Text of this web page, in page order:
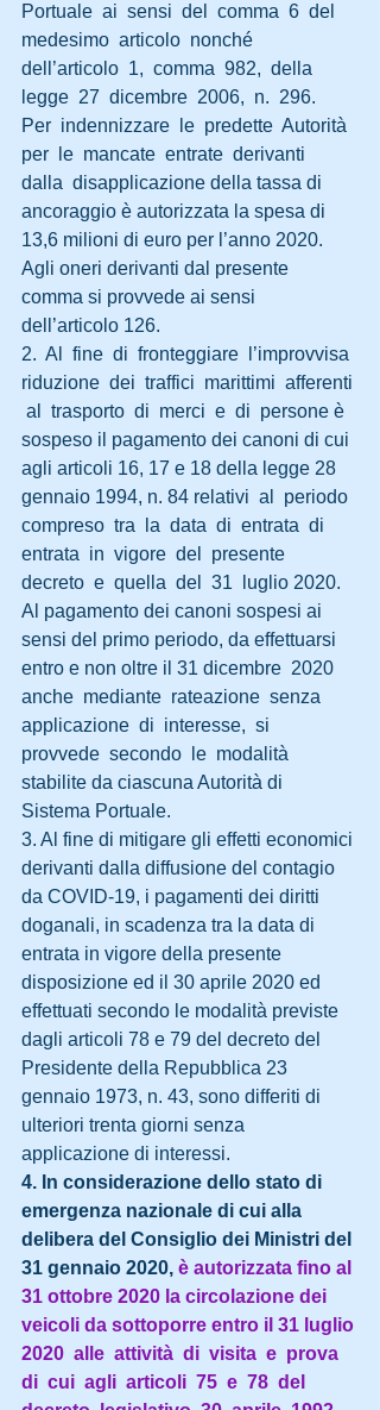
Portuale  ai  sensi  del  comma  6  del
medesimo  articolo  nonché
dell’articolo  1,  comma  982,  della
legge  27  dicembre  2006,  n.  296.
Per  indennizzare  le  predette  Autorità
per  le  mancate  entrate  derivanti
dalla  disapplicazione della tassa di
ancoraggio è autorizzata la spesa di
13,6 milioni di euro per l’anno 2020.
Agli oneri derivanti dal presente
comma si provvede ai sensi
dell’articolo 126.
2.  Al  fine  di  fronteggiare  l’improvvisa
riduzione  dei  traffici  marittimi  afferenti
al  trasporto  di  merci  e  di  persone è
sospeso il pagamento dei canoni di cui
agli articoli 16, 17 e 18 della legge 28
gennaio 1994, n. 84 relativi  al  periodo
compreso  tra  la  data  di  entrata  di
entrata  in  vigore  del  presente
decreto  e  quella  del  31  luglio 2020.
Al pagamento dei canoni sospesi ai
sensi del primo periodo, da effettuarsi
entro e non oltre il 31 dicembre  2020
anche  mediante  rateazione  senza
applicazione  di  interesse,  si
provvede  secondo  le  modalità
stabilite da ciascuna Autorità di
Sistema Portuale.
3. Al fine di mitigare gli effetti economici
derivanti dalla diffusione del contagio
da COVID-19, i pagamenti dei diritti
doganali, in scadenza tra la data di
entrata in vigore della presente
disposizione ed il 30 aprile 2020 ed
effettuati secondo le modalità previste
dagli articoli 78 e 79 del decreto del
Presidente della Repubblica 23
gennaio 1973, n. 43, sono differiti di
ulteriori trenta giorni senza
applicazione di interessi.
4. In considerazione dello stato di
emergenza nazionale di cui alla
delibera del Consiglio dei Ministri del
31 gennaio 2020, è autorizzata fino al
31 ottobre 2020 la circolazione dei
veicoli da sottoporre entro il 31 luglio
2020  alle  attività  di  visita  e  prova
di  cui  agli  articoli  75  e  78  del